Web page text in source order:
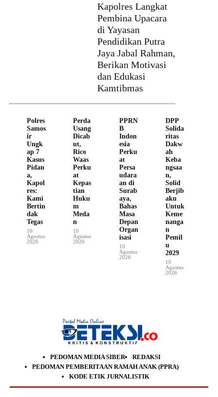
Kapolres Langkat
Pembina Upacara
di Yayasan
Pendidikan Putra
Jaya Jabal Rahman,
Berikan Motivasi
dan Edukasi
Kamtibmas
Polres
Samos
ir
Ungk
ap 7
Kasus
Pidan
a,
Kapol
res:
Kami
Bertin
dak
Tegas
10
Agustus
2026
Perda
Usang
Dicab
ut,
Rico
Waas
Perku
at
Kepas
tian
Huku
m
Meda
n
10
Agustus
2026
PPRN
B
Indon
esia
Perku
at
Persa
udara
an di
Surab
aya,
Bahas
Masa
Depan
Organ
isasi
10
Agustus
2026
DPP
Solida
ritas
Dakw
ah
Keba
ngsaa
n,
Solid
Berjib
aku
Untuk
Keme
nanga
n
Pemil
u
2029
10
Agustus
2026
PEDOMAN MEDIA SIBER
REDAKSI
PEDOMAN PEMBERITAAN RAMAH ANAK (PPRA)
KODE ETIK JURNALISTIK